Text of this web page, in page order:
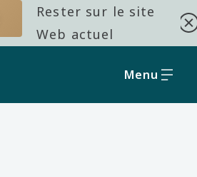
Rester sur le site
Web actuel
Menu